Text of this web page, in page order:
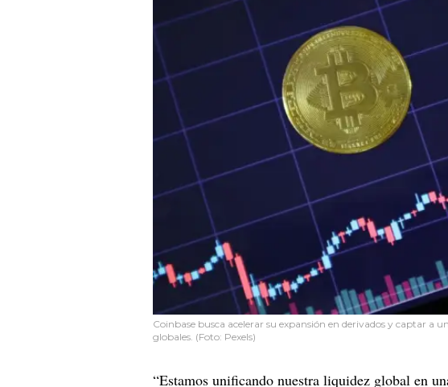
Coinbase busca acelerar su expansión en derivados y captar a
globales. (Foto: Pexels)
“Estamos unificando nuestra liquidez global en